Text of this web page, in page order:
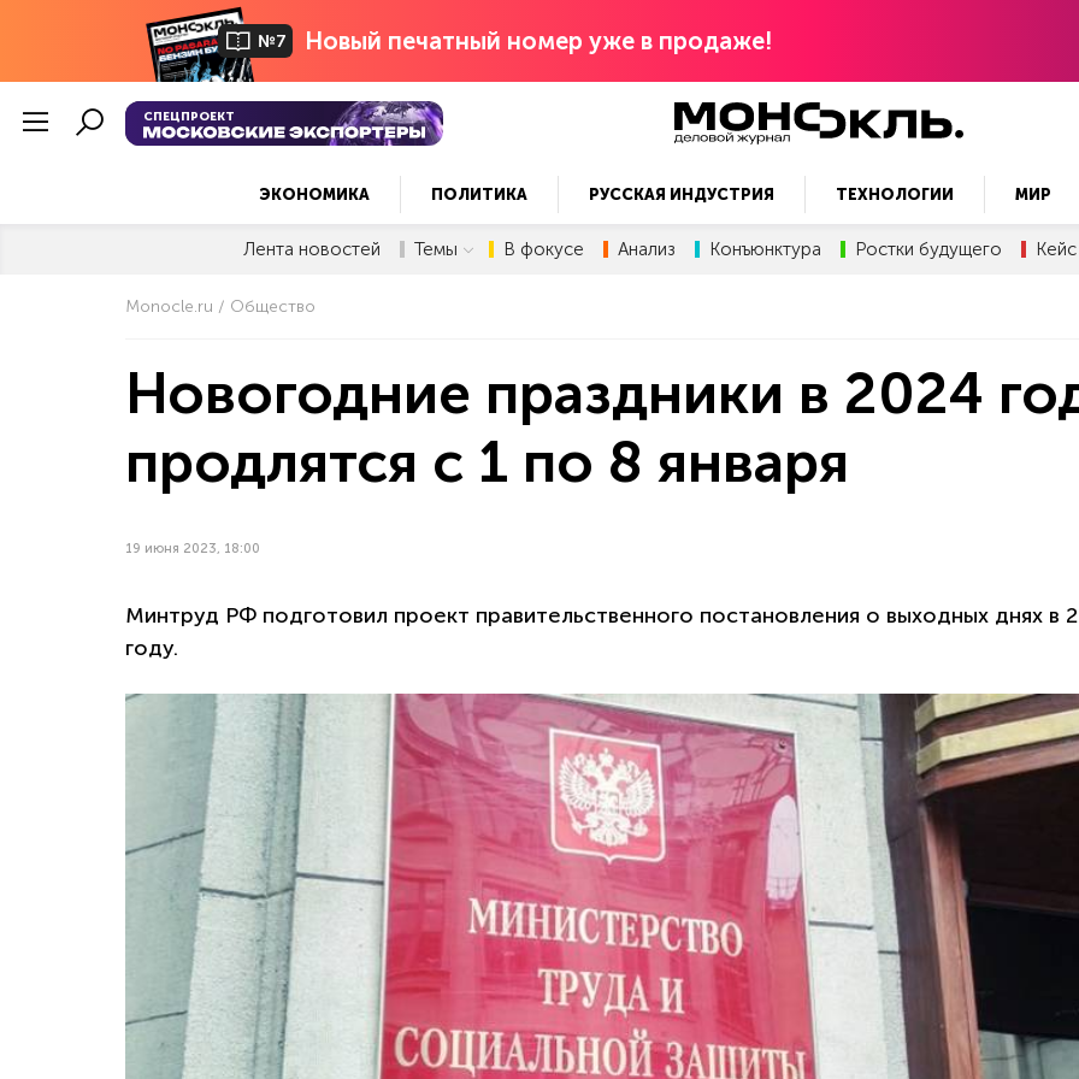
№7 Новый печатный номер уже в продаже!
СПЕЦПРОЕКТ
ЭКОНОМИКА ПОЛИТИКА РУССКАЯ ИНДУСТРИЯ ТЕХНОЛОГИИ МИР
Лента новостей Темы В фокусе Анализ Конъюнктура Ростки будущего Кейс
Monocle.ru Общество
Новогодние праздники в 2024
продлятся с 1 по 8 января
19 июня 2023, 18:00
Минтруд РФ подготовил проект правительственного постановления о выходных днях в
году.